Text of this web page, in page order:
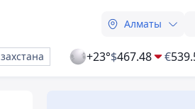
Алматы
+23°$467.48 €